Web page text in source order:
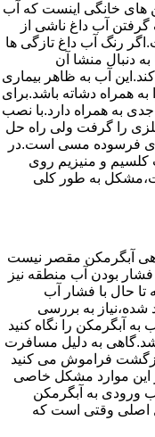
های خانگی اینست که آب
آب داغ ناشی از
رنگ آب داغ تازگی ها
دنبال منشا آن
آب به ظاهر بیماری
همراه دشاته باشد.برای
به همراه دارد.با نصب
را گرفت ولی راه حل
فرسوده مسی است.در
کلسیم و منیزیم روی
به طور کلی
آبگرمکن مقصر نیست
بودن آب منطقه نیز
حال با فشار آب
شده،نیاز به بررسی
به آبگرمکن را نگاه کنید
به دلیل مسافرت
فراموش می کنید
این موارد مشکل خاصی
ورودی به آبگرمکن
اصلی وقتی است که